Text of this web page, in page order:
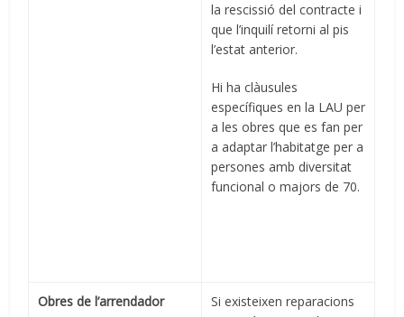
la rescissió del contracte i
que l’inquilí retorni al pis
l’estat anterior.
Hi ha clàusules
específiques en la LAU per
a les obres que es fan per
a adaptar l’habitatge per a
persones amb diversitat
funcional o majors de 70.
Obres de l’arrendador
Si existeixen reparacions